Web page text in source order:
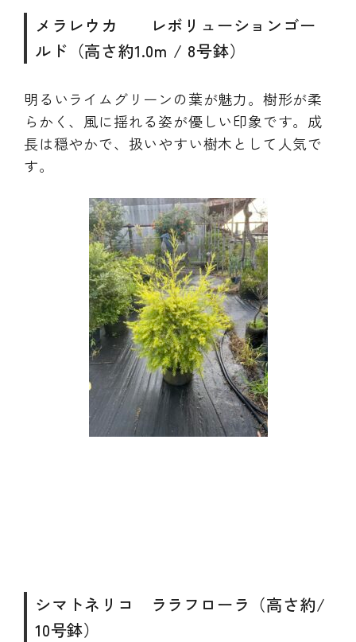
メラレウカ レボリューションゴー
ルド（高さ約1.0m / 8号鉢）
明るいライムグリーンの葉が魅力。樹形が柔
らかく、風に揺れる姿が優しい印象です。成
長は穏やかで、扱いやすい樹木として人気で
す。
シマトネリコ ララフローラ（高さ約/
10号鉢）